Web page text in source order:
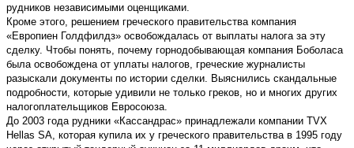
рудников независимыми оценщиками.
Кроме этого, решением греческого правительства компания
«Европиен Голдфилдз» освобождалась от выплаты налога за эту
сделку. Чтобы понять, почему горнодобывающая компания Боболаса
была освобождена от уплаты налогов, греческие журналисты
разыскали документы по истории сделки. Выяснились скандальные
подробности, которые удивили не только греков, но и многих других
налогоплательщиков Евросоюза.
До 2003 года рудники «Кассандрас» принадлежали компании TVX
Hellas SA, которая купила их у греческого правительства в 1995 году